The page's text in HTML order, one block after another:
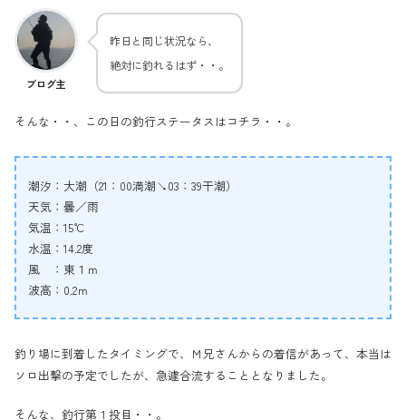
ブログ主
昨日と同じ状況なら、
絶対に釣れるはず・・。
そんな・・、この日の釣行ステータスはコチラ・・。
潮汐：大潮（21：00満潮↘03：39干潮）
天気：曇／雨
気温：15℃
水温：14.2度
風 ：東１ｍ
波高：0.2ｍ
釣り場に到着したタイミングで、Ｍ兄さんからの着信があって、本当は
ソロ出撃の予定でしたが、急遽合流することとなりました。
そんな、釣行第１投目・・。